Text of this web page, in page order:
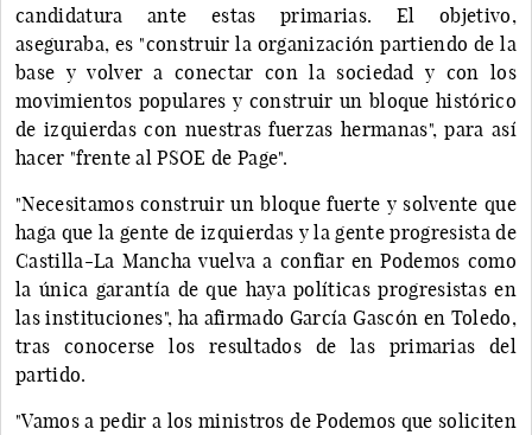
candidatura ante estas primarias. El objetivo,
aseguraba, es "construir la organización partiendo de la
base y volver a conectar con la sociedad y con los
movimientos populares y construir un bloque histórico
de izquierdas con nuestras fuerzas hermanas", para así
hacer "frente al PSOE de Page".
"Necesitamos construir un bloque fuerte y solvente que
haga que la gente de izquierdas y la gente progresista de
Castilla-La Mancha vuelva a confiar en Podemos como
la única garantía de que haya políticas progresistas en
las instituciones", ha afirmado García Gascón en Toledo,
tras conocerse los resultados de las primarias del
partido.
"Vamos a pedir a los ministros de Podemos que soliciten